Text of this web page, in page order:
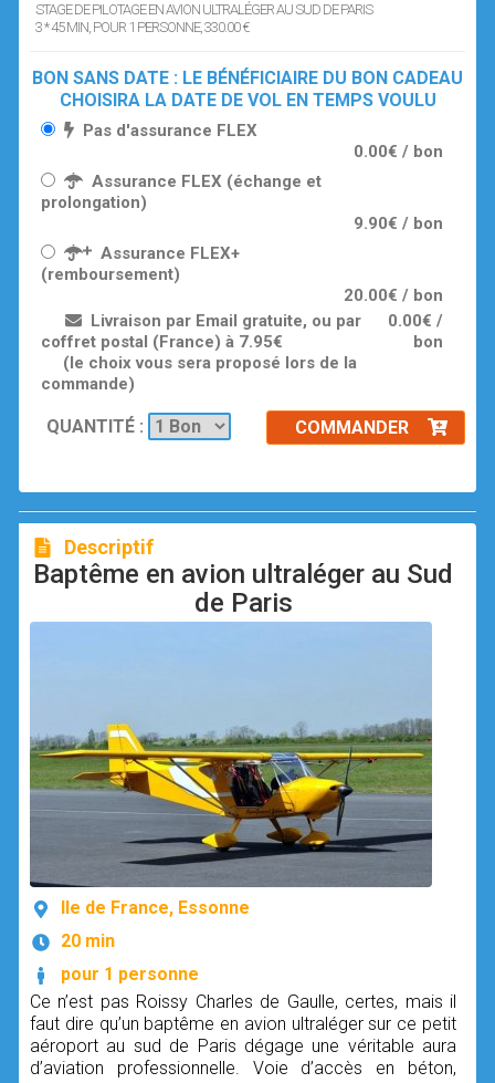
STAGE DE PILOTAGE EN AVION ULTRALÉGER AU SUD DE PARIS
3 * 45 MIN, POUR 1 PERSONNE, 330.00 €
BON SANS DATE : LE BÉNÉFICIAIRE DU BON CADEAU
CHOISIRA LA DATE DE VOL EN TEMPS VOULU
Pas d'assurance FLEX
0.00€ / bon
Assurance FLEX (échange et
prolongation)
9.90€ / bon
Assurance FLEX+
(remboursement)
20.00€ / bon
Livraison par Email gratuite, ou par
coffret postal (France) à 7.95€
(le choix vous sera proposé lors de la
commande)
0.00€ /
bon
QUANTITÉ : COMMANDER
Descriptif
Baptême en avion ultraléger au Sud
de Paris
Ile de France, Essonne
20 min
pour 1 personne
Ce n’est pas Roissy Charles de Gaulle, certes, mais il
faut dire qu’un baptême en avion ultraléger sur ce petit
aéroport au sud de Paris dégage une véritable aura
d’aviation professionnelle. Voie d’accès en béton,